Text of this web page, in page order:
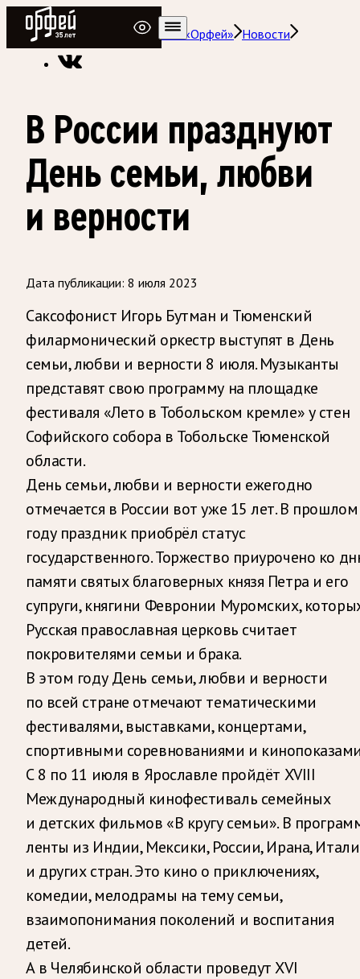
Радио Орфей
Радио классической музыки «Орфей» Новости
В России празднуют
День семьи, любви
и верности
Дата публикации: 8 июля 2023
Саксофонист Игорь Бутман и Тюменский
филармонический оркестр выступят в День
семьи, любви и верности 8 июля. Музыканты
представят свою программу на площадке
фестиваля «Лето в Тобольском кремле» у стен
Софийского собора в Тобольске Тюменской
области.
День семьи, любви и верности ежегодно
отмечается в России вот уже 15 лет. В прошлом
году праздник приобрёл статус
государственного. Торжество приурочено ко
памяти святых благоверных князя Петра и его
супруги, княгини Февронии Муромских,
Русская православная церковь считает
покровителями семьи и брака.
В этом году День семьи, любви и верности
по всей стране отмечают тематическими
фестивалями, выставками, концертами,
спортивными соревнованиями и
С 8 по 11 июля в Ярославле пройдёт XVIII
Международный кинофестиваль семейных
и детских фильмов «В кругу семьи». В
ленты из Индии, Мексики, России, Ирана,
и других стран. Это кино о приключениях,
комедии, мелодрамы на тему семьи,
взаимопонимания поколений и воспитания
детей.
А в Челябинской области проведут XVI